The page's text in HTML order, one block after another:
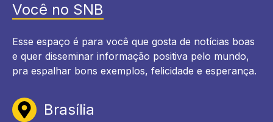
Você no SNB
Esse espaço é para você que gosta de notícias boas
e quer disseminar informação positiva pelo mundo,
pra espalhar bons exemplos, felicidade e esperança.
Brasília